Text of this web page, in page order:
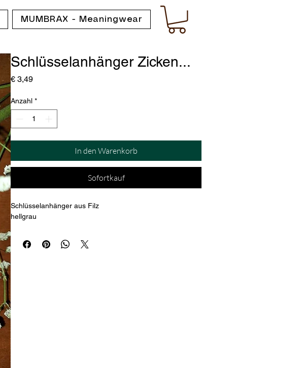
MUMBRAX - Meaningwear
Schlüsselanhänger Zicken...
€ 3,49Preis
Anzahl *
In den Warenkorb
Sofortkauf
Schlüsselanhänger aus Filz
hellgrau